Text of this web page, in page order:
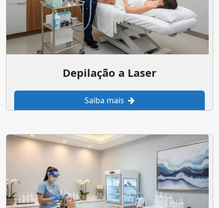
Depilação a Laser
Saiba mais